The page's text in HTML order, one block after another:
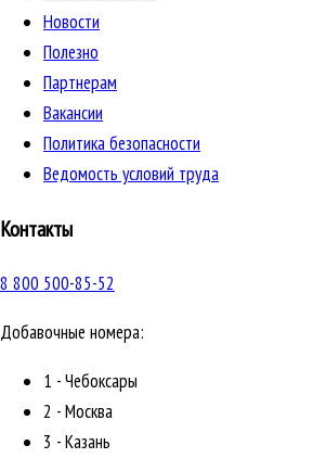
Новости
Полезно
Партнерам
Вакансии
Политика безопасности
Ведомость условий труда
Контакты
8 800 500-85-52
Добавочные номера:
1 - Чебоксары
2 - Москва
3 - Казань